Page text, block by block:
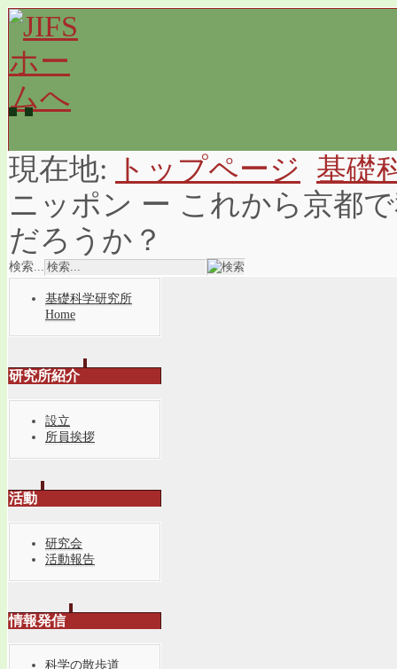
現在地: トップページ 基礎
ニッポン ー これから京都
だろうか？
検索...
基礎科学研究所
Home
研究所紹介
設立
所員挨拶
活動
研究会
活動報告
情報発信
科学の散歩道